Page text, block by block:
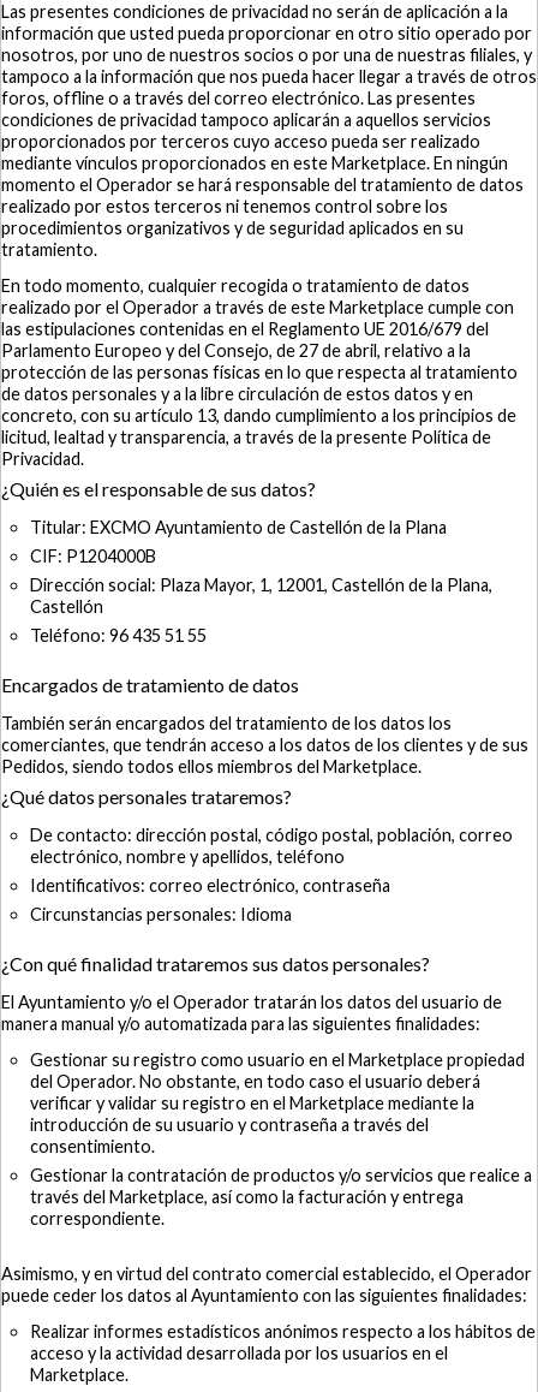
Las presentes condiciones de privacidad no serán de aplicación a la
información que usted pueda proporcionar en otro sitio operado por
nosotros, por uno de nuestros socios o por una de nuestras filiales, y
tampoco a la información que nos pueda hacer llegar a través de otros
foros, offline o a través del correo electrónico. Las presentes
condiciones de privacidad tampoco aplicarán a aquellos servicios
proporcionados por terceros cuyo acceso pueda ser realizado
mediante vínculos proporcionados en este Marketplace. En ningún
momento el Operador se hará responsable del tratamiento de datos
realizado por estos terceros ni tenemos control sobre los
procedimientos organizativos y de seguridad aplicados en su
tratamiento.
En todo momento, cualquier recogida o tratamiento de datos
realizado por el Operador a través de este Marketplace cumple con
las estipulaciones contenidas en el Reglamento UE 2016/679 del
Parlamento Europeo y del Consejo, de 27 de abril, relativo a la
protección de las personas físicas en lo que respecta al tratamiento
de datos personales y a la libre circulación de estos datos y en
concreto, con su artículo 13, dando cumplimiento a los principios de
licitud, lealtad y transparencia, a través de la presente Política de
Privacidad.
¿Quién es el responsable de sus datos?
Titular: EXCMO Ayuntamiento de Castellón de la Plana
CIF: P1204000B
Dirección social: Plaza Mayor, 1, 12001, Castellón de la Plana,
Castellón
Teléfono: 96 435 51 55
Encargados de tratamiento de datos
También serán encargados del tratamiento de los datos los
comerciantes, que tendrán acceso a los datos de los clientes y de sus
Pedidos, siendo todos ellos miembros del Marketplace.
¿Qué datos personales trataremos?
De contacto: dirección postal, código postal, población, correo
electrónico, nombre y apellidos, teléfono
Identificativos: correo electrónico, contraseña
Circunstancias personales: Idioma
¿Con qué finalidad trataremos sus datos personales?
El Ayuntamiento y/o el Operador tratarán los datos del usuario de
manera manual y/o automatizada para las siguientes finalidades:
Gestionar su registro como usuario en el Marketplace propiedad
del Operador. No obstante, en todo caso el usuario deberá
verificar y validar su registro en el Marketplace mediante la
introducción de su usuario y contraseña a través del
consentimiento.
Gestionar la contratación de productos y/o servicios que realice a
través del Marketplace, así como la facturación y entrega
correspondiente.
Asimismo, y en virtud del contrato comercial establecido, el Operador
puede ceder los datos al Ayuntamiento con las siguientes finalidades:
Realizar informes estadísticos anónimos respecto a los hábitos de
acceso y la actividad desarrollada por los usuarios en el
Marketplace.